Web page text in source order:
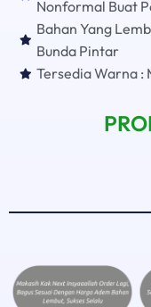
Nonformal Buat
Bahan Yang
Bunda Pintar
Tersedia Warna :